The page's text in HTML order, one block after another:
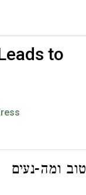
to
ומה-נעים